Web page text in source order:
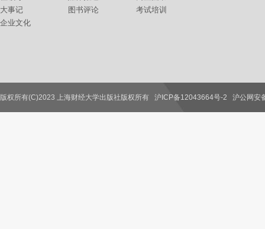
大事记
企业文化
图书评论
考试培训
联系我们
版权所有(C)2023 上海财经大学出版社版权所有 沪ICP备12043664号-2 沪公网安